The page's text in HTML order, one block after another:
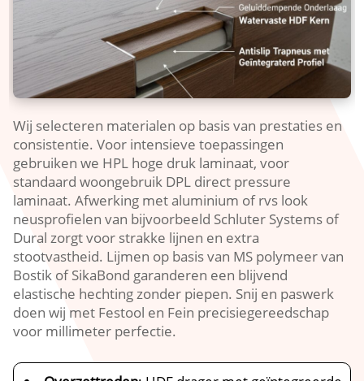
Wij selecteren materialen op basis van prestaties en
consistentie.​ Voor intensieve toepassingen
gebruiken we HPL hoge druk laminaat, voor
standaard woongebruik DPL direct pressure
laminaat.​ Afwerking met aluminium of rvs look
neusprofielen van bijvoorbeeld Schluter Systems of
Dural zorgt voor strakke lijnen en extra
stootvastheid.​ Lijmen op basis van MS polymeer van
Bostik of SikaBond garanderen een blijvend
elastische hechting zonder piepen.​ Snij en paswerk
doen wij met Festool en Fein precisiegereedschap
voor millimeter perfectie.​